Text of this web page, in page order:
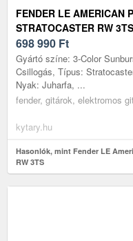
FENDER LE AMERICAN
STRATOCASTER RW 3TS
698 990 Ft
Gyártó színe: 3-Color
Csillogás, Típus:
Nyak: Juharfa, ...
fender, gitárok, elektromos
kytary.hu
Hasonlók, mint Fender LE
RW 3TS